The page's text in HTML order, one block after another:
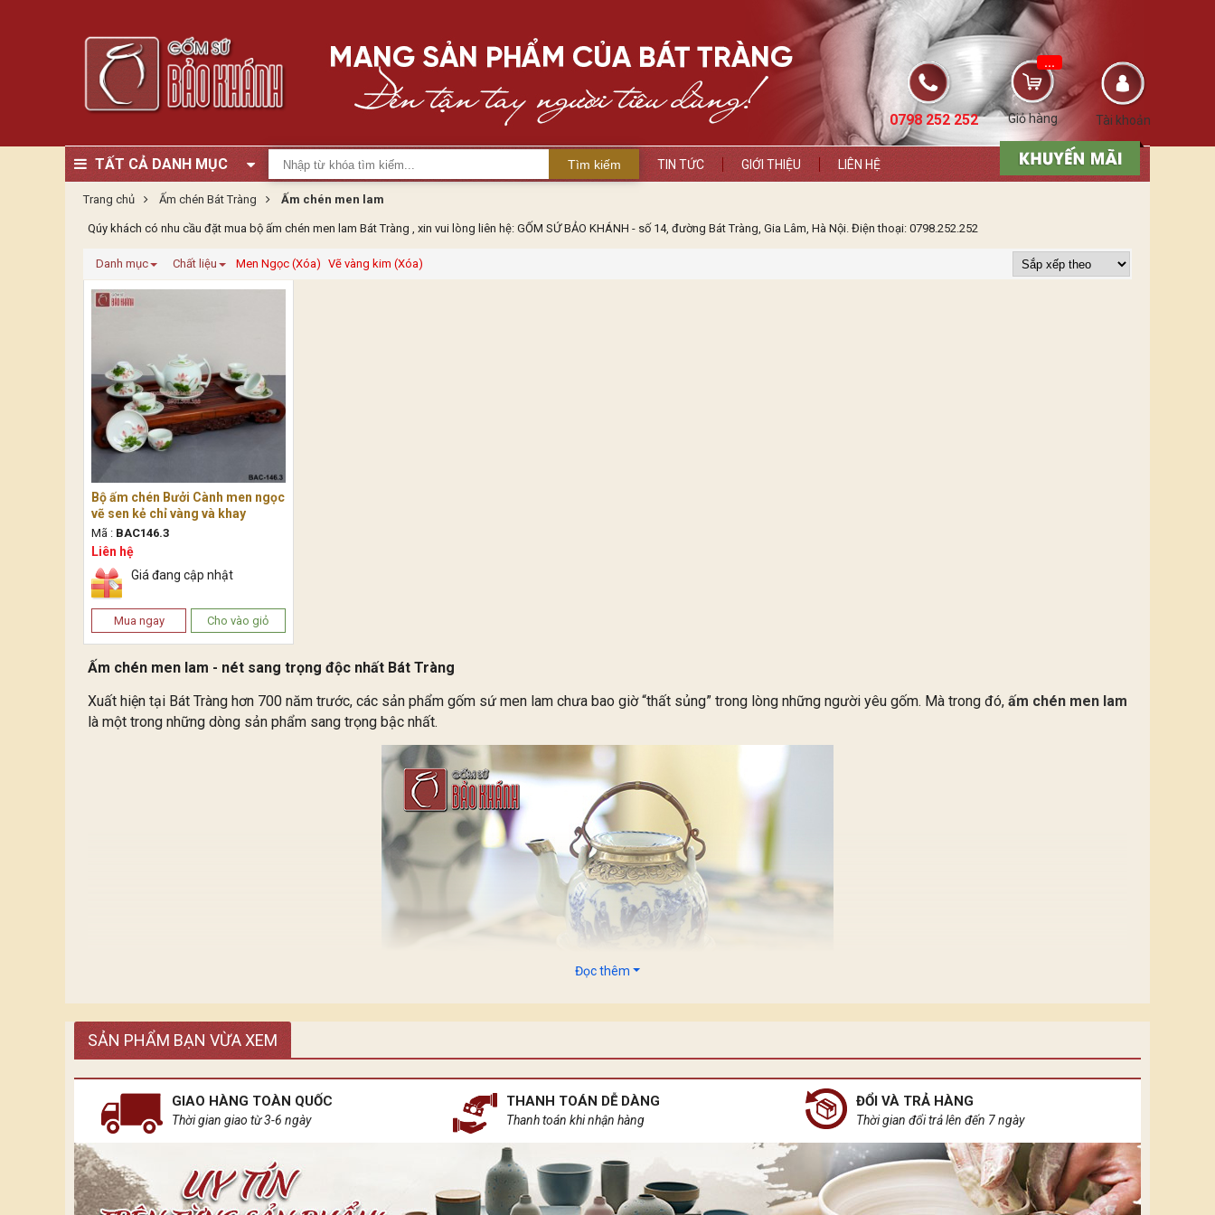
Tài khoản
Giỏ hàng
...
0798 252 252
TẤT CẢ DANH MỤC Tìm kiếm TIN TỨC GIỚI THIỆU LIÊN HỆ
Trang chủ Ấm chén Bát Tràng Ấm chén men lam
Qúy khách có nhu cầu đặt mua bộ ấm chén men lam Bát Tràng , xin vui lòng liên hệ: GỐM SỨ BẢO KHÁNH - số 14, đường Bát Tràng, Gia Lâm, Hà Nội. Điện thoại: 0798.252.252
Danh mục Chất liệu Men Ngọc (Xóa) Vẽ vàng kim (Xóa)
Bộ ấm chén Bưởi Cành men ngọc
vẽ sen kẻ chỉ vàng và khay
Mã : BAC146.3
Liên hệ
Giá đang cập nhật
Mua ngay Cho vào giỏ
Ấm chén men lam - nét sang trọng độc nhất Bát Tràng
Xuất hiện tại Bát Tràng hơn 700 năm trước, các sản phẩm gốm sứ men lam chưa bao giờ “thất sủng” trong lòng những người yêu gốm. Mà trong đó, ấm chén men lam
là một trong những dòng sản phẩm sang trọng bậc nhất.
Đọc thêm
SẢN PHẨM BẠN VỪA XEM
GIAO HÀNG TOÀN QUỐC
Thời gian giao từ 3-6 ngày
THANH TOÁN DỄ DÀNG
Thanh toán khi nhận hàng
ĐỔI VÀ TRẢ HÀNG
Thời gian đổi trả lên đến 7 ngày